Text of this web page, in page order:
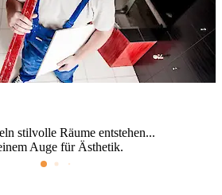
stilvolle Räume entstehen...
Auge für Ästhetik.